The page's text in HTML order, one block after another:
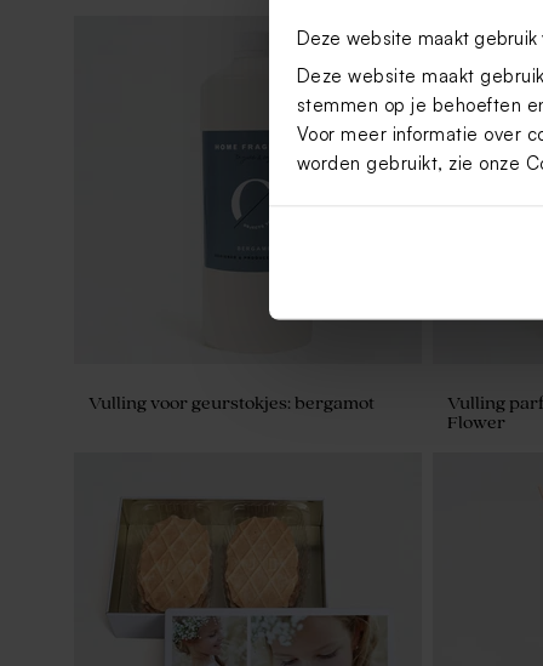
Deze website maakt gebruik
Deze website maakt
stemmen op je behoeften
Voor meer informatie over
worden gebruikt, zie onze
Sticker met foto en initialen (4,4 cm)
Ronde
bloemen
Ronde naamsticker met bloemen en
vlindertjes (3,7 cm)
Vulling voor geurstokjes: bergamot
Vulling
Flower